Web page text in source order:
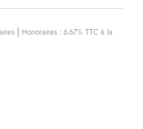
| Honoraires : 6.67% TTC à la